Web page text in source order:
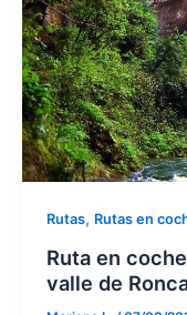
Rutas, Rutas en
Ruta en
valle de